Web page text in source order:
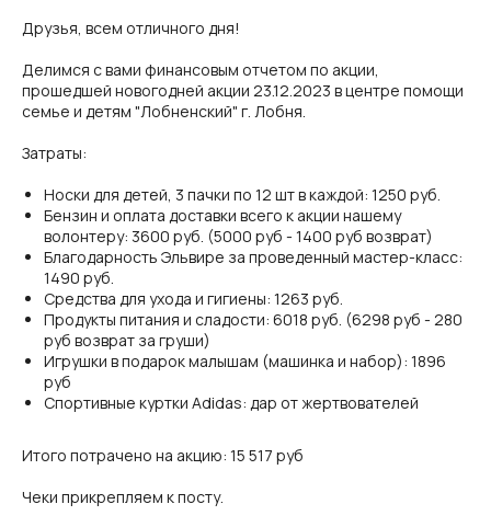
Друзья, всем отличного дня!
Делимся с вами финансовым отчетом по акции,
прошедшей новогодней акции 23.12.2023 в центре помощи
семье и детям "Лобненский" г. Лобня.
Затраты:
Носки для детей, 3 пачки по 12 шт в каждой: 1250 руб.
Бензин и оплата доставки всего к акции нашему
волонтеру: 3600 руб. (5000 руб - 1400 руб возврат)
Благодарность Эльвире за проведенный мастер-класс:
1490 руб.
Средства для ухода и гигиены: 1263 руб.
Продукты питания и сладости: 6018 руб. (6298 руб - 280
руб возврат за груши)
Игрушки в подарок малышам (машинка и набор): 1896
руб
Спортивные куртки Adidas: дар от жертвователей
Итого потрачено на акцию: 15 517 руб
Чеки прикрепляем к посту.